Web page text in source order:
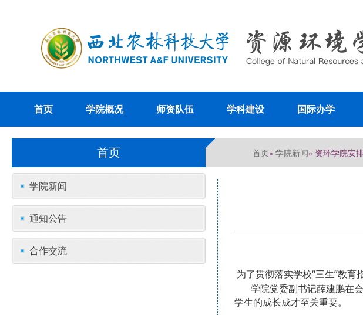
首页 学院概况 师资队伍 学科建设 国际办学
首页 首页» 学院新闻» 资环学院安
学院新闻
通知公告
合作交流
为了贯彻落实学校“三生”教育
学院党委副书记薛建鹏在
学生的成长成才至关重要。